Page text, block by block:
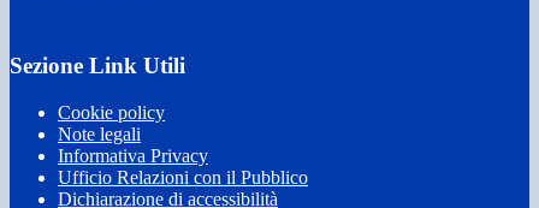
Sezione Link Utili
Cookie policy
Note legali
Informativa Privacy
Ufficio Relazioni con il Pubblico
Dichiarazione di accessibilità